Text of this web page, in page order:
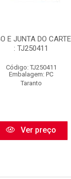
E JUNTA DO
: TJ250411
Código: TJ250411
Embalagem: PC
Taranto
Ver preço